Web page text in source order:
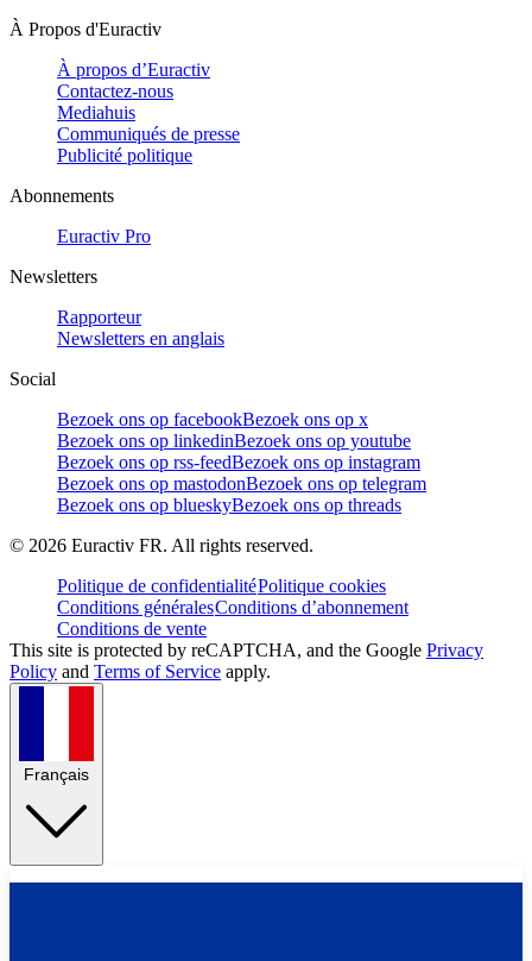
À Propos d'Euractiv
À propos d’Euractiv
Contactez-nous
Mediahuis
Communiqués de presse
Publicité politique
Abonnements
Euractiv Pro
Newsletters
Rapporteur
Newsletters en anglais
Social
Bezoek ons op facebookBezoek ons op x
Bezoek ons op linkedinBezoek ons op youtube
Bezoek ons op rss-feedBezoek ons op instagram
Bezoek ons op mastodonBezoek ons op telegram
Bezoek ons op blueskyBezoek ons op threads
© 2026 Euractiv FR. All rights reserved.
Politique de confidentialitéPolitique cookies
Conditions généralesConditions d’abonnement
Conditions de vente
This site is protected by reCAPTCHA, and the Google Privacy
Policy and Terms of Service apply.
Français